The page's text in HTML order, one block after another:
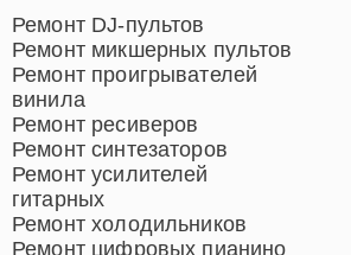
Ремонт DJ-пультов
Ремонт микшерных пультов
Ремонт проигрывателей
винила
Ремонт ресиверов
Ремонт синтезаторов
Ремонт усилителей
гитарных
Ремонт холодильников
Ремонт цифровых пианино